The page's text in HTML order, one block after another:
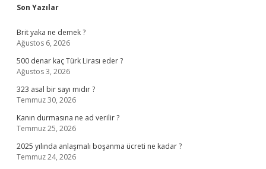
Sidebar
Son Yazılar
Brit yaka ne demek ?
Ağustos 6, 2026
500 denar kaç Türk Lirası eder ?
Ağustos 3, 2026
323 asal bir sayı mıdır ?
Temmuz 30, 2026
Kanın durmasına ne ad verilir ?
Temmuz 25, 2026
2025 yılında anlaşmalı boşanma ücreti ne kadar ?
Temmuz 24, 2026